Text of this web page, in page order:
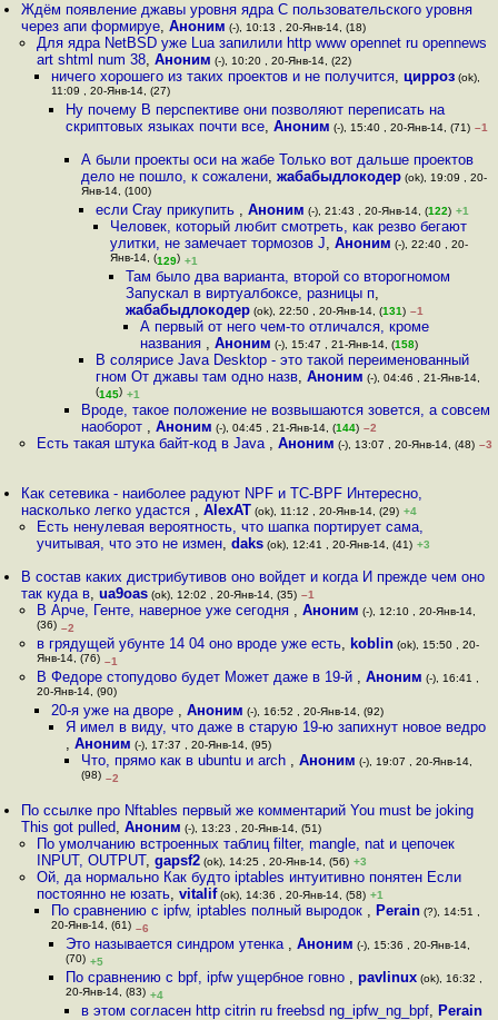
Ждём появление джавы уровня ядра С пользовательского уровня
через апи формируе,Аноним (-), 10:13 , 20-Янв-14, (18)
Для ядра NetBSD уже Lua запилили http www opennet ru opennews
art shtml num 38, Аноним (-), 10:20 , 20-Янв-14, (22)
ничего хорошего из таких проектов и не получится, цирроз(ok),
11:09 , 20-Янв-14, (27)
Ну почему В перспективе они позволяют переписать на
скриптовых языках почти все,Аноним (-), 15:40 , 20-Янв-14, (71) –1
А были проекты оси на жабе Только вот дальше проектов
дело не пошло, к сожалени, жабабыдлокодер(ok), 19:09 , 20-
Янв-14, (100)
если Cray прикупить , Аноним (-), 21:43 , 20-Янв-14, (122) +1
Человек, который любит смотреть, как резво бегают
улитки, не замечает тормозов J,Аноним (-), 22:40 , 20-
Янв-14, (129) +1
Там было два варианта, второй со второгномом
Запускал в виртуалбоксе, разницы п,
жабабыдлокодер(ok), 22:50 , 20-Янв-14, (131) –1
А первый от него чем-то отличался, кроме
названия , Аноним (-), 15:47 , 21-Янв-14, (158)
В солярисе Java Desktop - это такой переименованный
гном От джавы там одно назв, Аноним (-), 04:46 , 21-Янв-14,
(145) +1
Вроде, такое положение не возвышаются зовется, а совсем
наоборот , Аноним (-), 04:45 , 21-Янв-14, (144) –2
Есть такая штука байт-код в Java , Аноним (-), 13:07 , 20-Янв-14, (48) –3
Как сетевика - наиболее радуют NPF и TC-BPF Интересно,
насколько легко удастся ,AlexAT (ok), 11:12 , 20-Янв-14, (29) +4
Есть ненулевая вероятность, что шапка портирует сама,
учитывая, что это не измен, daks(ok), 12:41 , 20-Янв-14, (41) +3
В состав каких дистрибутивов оно войдет и когда И прежде чем оно
так куда в,ua9oas (ok), 12:02 , 20-Янв-14, (35) –1
В Арче, Генте, наверное уже сегодня , Аноним (-), 12:10 , 20-Янв-14,
(36) –2
в грядущей убунте 14 04 оно вроде уже есть, koblin(ok), 15:50 , 20-
Янв-14, (76) –1
В Федоре стопудово будет Может даже в 19-й , Аноним (-), 16:41 ,
20-Янв-14, (90)
20-я уже на дворе , Аноним (-), 16:52 , 20-Янв-14, (92)
Я имел в виду, что даже в старую 19-ю запихнут новое ведро
,Аноним (-), 17:37 , 20-Янв-14, (95)
Что, прямо как в ubuntu и arch , Аноним (-), 19:07 , 20-Янв-14,
(98) –2
По ссылке про Nftables первый же комментарий You must be joking
This got pulled,Аноним (-), 13:23 , 20-Янв-14, (51)
По умолчанию встроенных таблиц filter, mangle, nat и цепочек
INPUT, OUTPUT, gapsf2(ok), 14:25 , 20-Янв-14, (56) +3
Ой, да нормально Как будто iptables интуитивно понятен Если
постоянно не юзать, vitalif(ok), 14:36 , 20-Янв-14, (58) +1
По сравнению с ipfw, iptables полный выродок , Perain(?), 14:51 ,
20-Янв-14, (61) –6
Это называется синдром утенка ,Аноним (-), 15:36 , 20-Янв-14,
(70) +5
По сравнению с bpf, ipfw ущербное говно ,pavlinux (ok), 16:32 ,
20-Янв-14, (83) +4
в этом согласен http citrin ru freebsd ng_ipfw_ng_bpf, Perain